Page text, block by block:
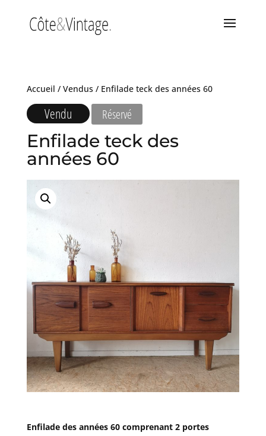
Accueil / Vendus/ Enfilade teck des années 60
Vendu Réservé
Enfilade teck des
années 60
Enfilade des années 60 comprenant 2 portes